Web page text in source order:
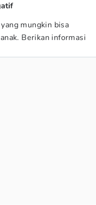
mungkin bisa
Berikan informasi